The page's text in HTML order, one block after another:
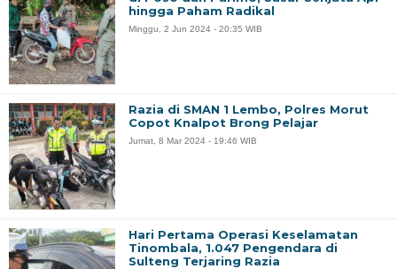
hingga Paham Radikal
Minggu, 2 Jun 2024 - 20:35 WIB
Razia di SMAN 1 Lembo, Polres Morut
Copot Knalpot Brong Pelajar
Jumat, 8 Mar 2024 - 19:46 WIB
Hari Pertama Operasi Keselamatan
Tinombala, 1.047 Pengendara di
Sulteng Terjaring Razia